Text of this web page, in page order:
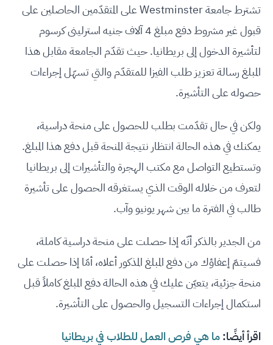
تشترط جامعة Westminster على المتقدّمين الحاصلين على
قبول غير مشروط دفع مبلغ 4 آلاف جنيه استرلينى كرسوم
لتأشيرة الدخول إلى بريطانيا. حيث تقدّم الجامعة مقابل هذا
المبلغ رسالة تعزيز طلب الفيزا للمتقدّم والتي تسهّل إجراءات
حصوله على التأشيرة.
ولكن في حال تقدّمت بطلب للحصول على منحة دراسية،
يمكنك في هذه الحالة انتظار نتيجة المنحة قبل دفع هذا المبلغ.
وتستطيع التواصل مع مكتب الهجرة والتأشيرات إلى بريطانيا
لتعرف من خلاله الوقت الذي يستغرقه الحصول على تأشيرة
طالب في الفترة ما بين شهر يونيو وآب.
من الجدير بالذكر أنّه إذا حصلت على منحة دراسية كاملة،
فسيتمّ إعفاؤك من دفع المبلغ المذكور أعلاه، أمّا إذا حصلت على
منحة جزئية، يتعيّن عليك في هذه الحالة دفع المبلغ كاملاً قبل
استكمال إجراءات التسجيل والحصول على التأشيرة.
اقرأ أيضًا:ما هي فرص العمل للطلاب في بريطانيا